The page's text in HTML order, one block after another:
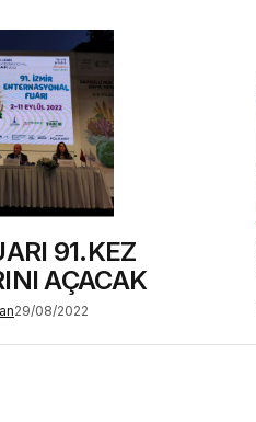
91.KEZ
AÇACAK
29/08/2022